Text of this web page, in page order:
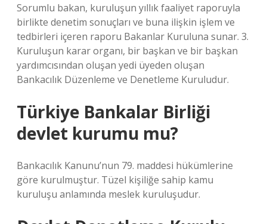
Sorumlu bakan, kuruluşun yıllık faaliyet raporuyla
birlikte denetim sonuçları ve buna ilişkin işlem ve
tedbirleri içeren raporu Bakanlar Kuruluna sunar. 3.
Kuruluşun karar organı, bir başkan ve bir başkan
yardımcısından oluşan yedi üyeden oluşan
Bankacılık Düzenleme ve Denetleme Kuruludur.
Türkiye Bankalar Birliği
devlet kurumu mu?
Bankacılık Kanunu’nun 79. maddesi hükümlerine
göre kurulmuştur. Tüzel kişiliğe sahip kamu
kuruluşu anlamında meslek kuruluşudur.